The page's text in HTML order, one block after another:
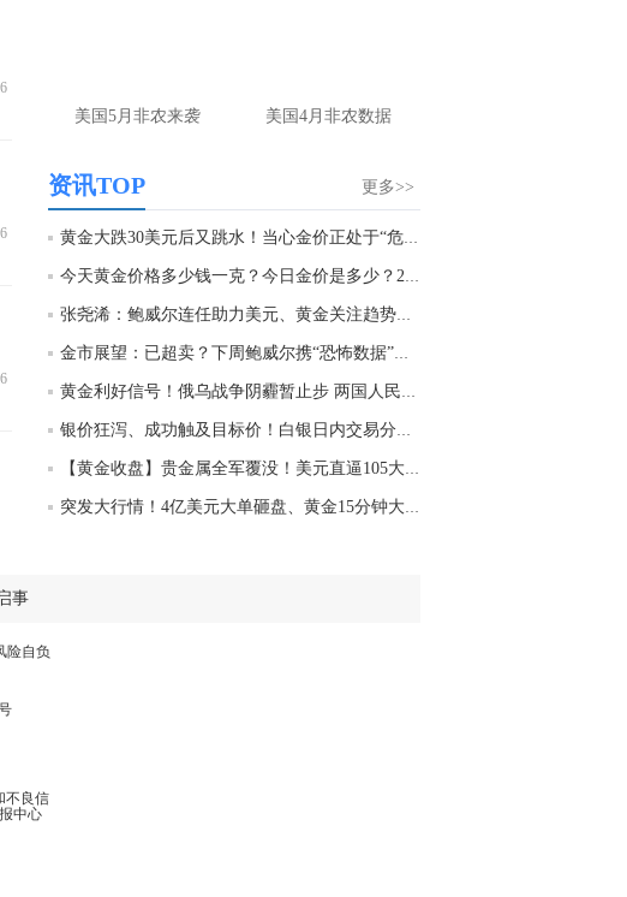
徐文婷：
时指导， 关注老师财经号主页：
http://mp.cnfol.com/user/58676
匿名网友-中金在线手机网： 止损多少 老师
徐文婷：7美金
度。70一50？。
徐文婷：
带上止损博弈，实时指导， 关注老
师财经号主页：http://mp.cnfol.com/user/58676
匿名网友-中金在线手机网：老师好，金现在
美国5月非农来袭 美国4月非农数据
更多>>
资讯TOP
黄金大跌30美元后又跳水！当心金价正处于“危险...
今天黄金价格多少钱一克？今日金价是多少？2022...
张尧浠：鲍威尔连任助力美元、黄金关注趋势线支...
金市展望：已超卖？下周鲍威尔携“恐怖数据”来...
黄金利好信号！俄乌战争阴霾暂止步 两国人民聚...
银价狂泻、成功触及目标价！白银日内交易分析：...
【黄金收盘】贵金属全军覆没！美元直逼105大关 ...
突发大行情！4亿美元大单砸盘、黄金15分钟大跌1...
事
险自负
不良信
中心